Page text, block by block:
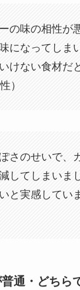
の味の相性が
になってしま
けない食材だ
）
さのせいで、
してしまいま
と実感してい
通・どちら